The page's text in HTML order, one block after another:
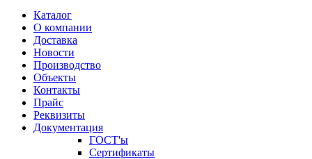
Каталог
О компании
Доставка
Новости
Производство
Объекты
Контакты
Прайс
Реквизиты
Документация
ГОСТ'ы
Сертификаты